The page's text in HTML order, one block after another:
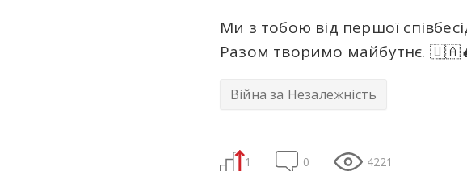
Ми з тобою від першої
Разом творимо майбутнє.
Війна за Незалежність
1 0 4221